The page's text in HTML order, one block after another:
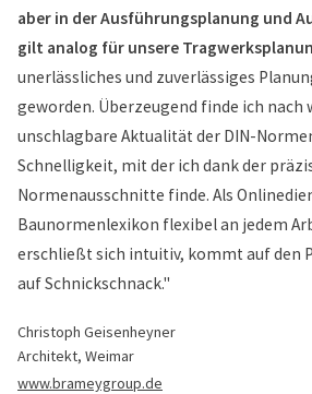
aber in der Ausführungsplanung und
gilt analog für unsere
unerlässliches und zuverlässiges
geworden. Überzeugend finde ich nach
unschlagbare Aktualität der DIN-
Schnelligkeit, mit der ich dank der
Normenausschnitte finde. Als
Baunormenlexikon flexibel an jedem
erschließt sich intuitiv, kommt auf den
auf Schnickschnack."
Christoph Geisenheyner
Architekt, Weimar
www.brameygroup.de